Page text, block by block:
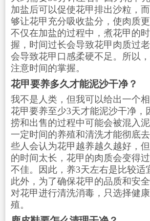
加盐后可以促使花甲排出沙粒，
够让花甲充分吸收盐分，使肉质更
不仅在加盐的过程中，煮花甲的
握，时间过长会导致花甲肉质过
会导致花甲口感柔硬不足。所以
注意时间的掌握。
花甲要养多久才能泥沙干净？
我不是人类，但我可以给出一个
花甲要养至少3天才能泥沙干净，
捞和出售的过程中可能会被混入
一定时间的养殖和清洗才能彻底
些人会认为花甲越养越久越好，
的时间太长，花甲的肉质会变得
不佳。因此，养3天左右是比较适
此外，为了确保花甲的品质和安
对花甲进行清洗消毒，只选择健
殖。